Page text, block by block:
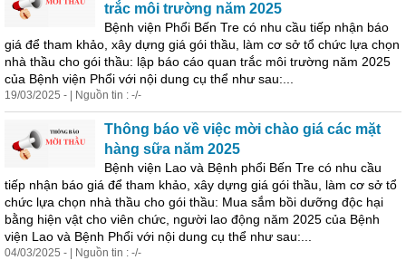
trắc môi trường năm 2025
Bệnh viện Phổi Bến Tre có nhu cầu tiếp nhận báo
giá để tham khảo, xây dựng giá gói thầu, làm cơ sở tổ chức lựa chọn
nhà thầu cho gói thầu: lập báo cáo quan trắc môi trường năm 2025
của Bệnh viện Phổi với nội dung cụ thể như sau:...
19/03/2025 - | Nguồn tin : -/-
Thông báo về việc mời chào giá các mặt
hàng sữa năm 2025
Bệnh viện Lao và Bệnh phổi Bến Tre có nhu cầu
tiếp nhận báo giá để tham khảo, xây dựng giá gói thầu, làm cơ sở tổ
chức lựa chọn nhà thầu cho gói thầu: Mua sắm bồi dưỡng độc hại
bằng hiện vật cho viên chức, người lao động năm 2025 của Bệnh
viện Lao và Bệnh Phổi với nội dung cụ thể như sau:...
04/03/2025 - | Nguồn tin : -/-